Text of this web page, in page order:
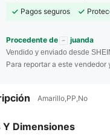
Pagos seguros
Procedente de juanda
Vendido y enviado desde
Para reportar a este vendedor
Amarillo,PP,No
Y Dimensiones